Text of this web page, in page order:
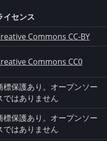
イセンス
Commons CC-BY
Commons CC0
標保護あり。オープンソー
ではありません
標保護あり。オープンソー
ではありません